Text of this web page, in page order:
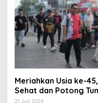
Meriahkan Usia ke-
Sehat dan Potong
21 Juli 2026